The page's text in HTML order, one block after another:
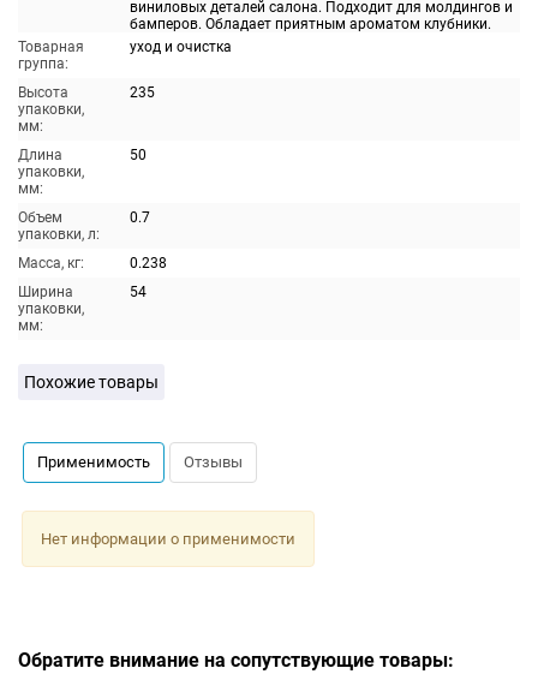
виниловых деталей салона. Подходит для молдингов и
бамперов. Обладает приятным ароматом клубники.
Товарная
группа:
уход и очистка
Высота
упаковки,
мм:
235
Длина
упаковки,
мм:
50
Объем
упаковки, л:
0.7
Масса, кг:
0.238
Ширина
упаковки,
мм:
54
Похожие товары
Применимость Отзывы
Нет информации о применимости
Обратите внимание на сопутствующие товары: